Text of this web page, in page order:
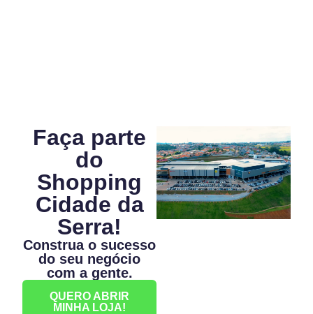
Faça parte
do
Shopping
Cidade da
Serra!
Construa o sucesso
do seu negócio
com a gente.
QUERO ABRIR
MINHA LOJA!